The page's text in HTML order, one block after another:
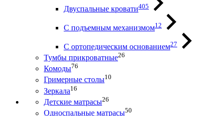
Двуспальные кровати405
С подъемным механизмом12
С ортопедическим основанием27
Тумбы прикроватные26
Комоды76
Гримерные столы10
Зеркала16
Детские матрасы26
Односпальные матрасы50